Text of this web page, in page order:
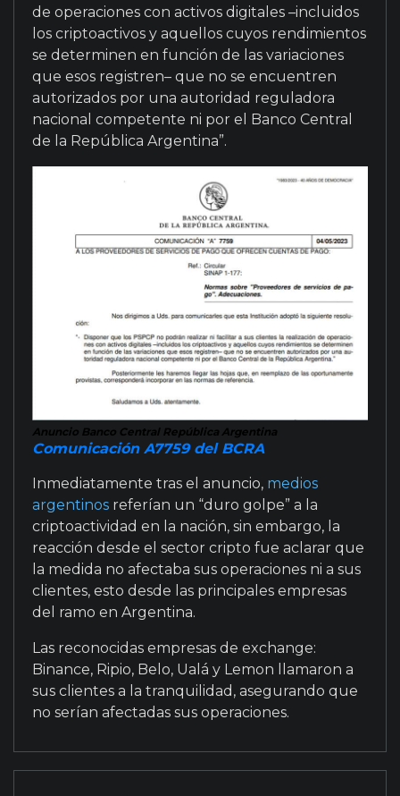
de operaciones con activos digitales –incluidos
los criptoactivos y aquellos cuyos rendimientos
se determinen en función de las variaciones
que esos registren– que no se encuentren
autorizados por una autoridad reguladora
nacional competente ni por el Banco Central
de la República Argentina”.
Anuncio Banco Central República Argentina
Comunicación A7759 del BCRA
Inmediatamente tras el anuncio, medios
argentinos referían un “duro golpe” a la
criptoactividad en la nación, sin embargo, la
reacción desde el sector cripto fue aclarar que
la medida no afectaba sus operaciones ni a sus
clientes, esto desde las principales empresas
del ramo en Argentina.
Las reconocidas empresas de exchange:
Binance, Ripio, Belo, Ualá y Lemon llamaron a
sus clientes a la tranquilidad, asegurando que
no serían afectadas sus operaciones.